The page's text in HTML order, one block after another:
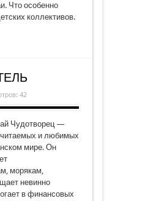
Что особенно
коллективов.
42
Чудотворец —
и любимых
мире. Он
морякам,
невинно
в финансовых